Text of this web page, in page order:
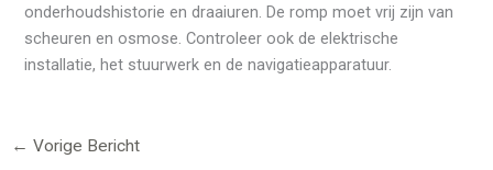
onderhoudshistorie en draaiuren. De romp moet vrij zijn van
scheuren en osmose. Controleer ook de elektrische
installatie, het stuurwerk en de navigatieapparatuur.
← Vorige Bericht